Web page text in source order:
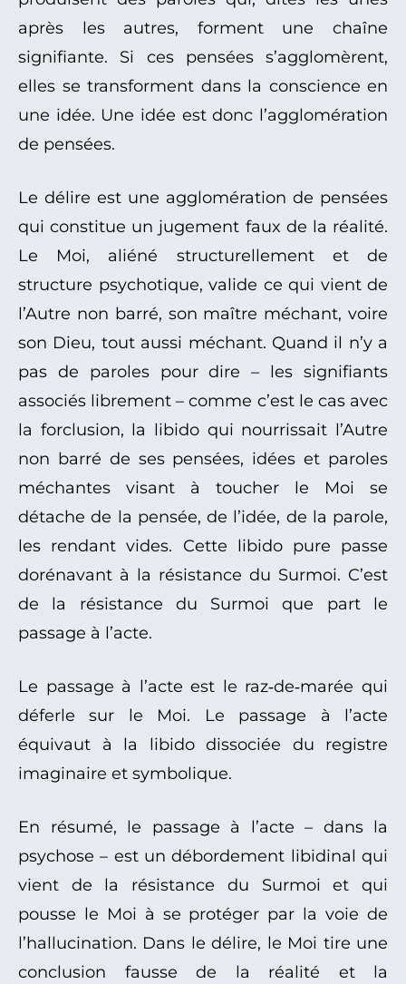
après les autres, forment une chaîne
signifiante. Si ces pensées s’agglomèrent,
elles se transforment dans la conscience en
une idée. Une idée est donc l’agglomération
de pensées.
Le délire est une agglomération de pensées
qui constitue un jugement faux de la réalité.
Le Moi, aliéné structurellement et de
structure psychotique, valide ce qui vient de
l’Autre non barré, son maître méchant, voire
son Dieu, tout aussi méchant. Quand il n’y a
pas de paroles pour dire – les signifiants
associés librement – comme c’est le cas avec
la forclusion, la libido qui nourrissait l’Autre
non barré de ses pensées, idées et paroles
méchantes visant à toucher le Moi se
détache de la pensée, de l’idée, de la parole,
les rendant vides. Cette libido pure passe
dorénavant à la résistance du Surmoi. C’est
de la résistance du Surmoi que part le
passage à l’acte.
Le passage à l’acte est le raz‑de‑marée qui
déferle sur le Moi. Le passage à l’acte
équivaut à la libido dissociée du registre
imaginaire et symbolique.
En résumé, le passage à l’acte – dans la
psychose – est un débordement libidinal qui
vient de la résistance du Surmoi et qui
pousse le Moi à se protéger par la voie de
l’hallucination. Dans le délire, le Moi tire une
conclusion fausse de la réalité et la